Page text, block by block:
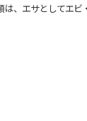
、エサとしてエビ